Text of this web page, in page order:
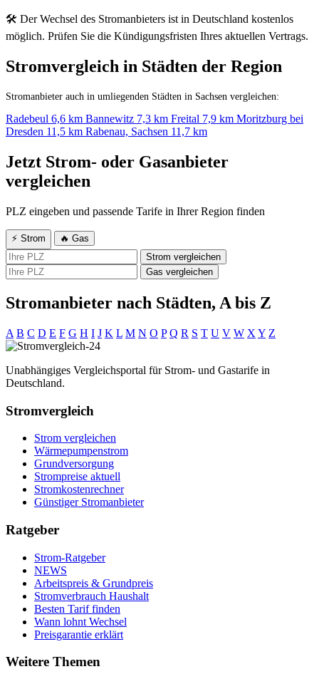
🛠 Der Wechsel des Stromanbieters ist in Deutschland kostenlos
möglich. Prüfen Sie die Kündigungsfristen Ihres aktuellen Vertrags.
Stromvergleich in Städten der Region
Stromanbieter auch in umliegenden Städten in Sachsen vergleichen:
Radebeul 6,6 km Bannewitz 7,3 km Freital 7,9 km Moritzburg bei
Dresden 11,5 km Rabenau, Sachsen 11,7 km
Jetzt Strom- oder Gasanbieter
vergleichen
PLZ eingeben und passende Tarife in Ihrer Region finden
⚡ Strom
🔥 Gas
Strom vergleichen
Gas vergleichen
Stromanbieter nach Städten, A bis Z
A B C D E F G H I J K L M N O P Q R S T U V W X Y Z
Unabhängiges Vergleichsportal für Strom- und Gastarife in
Deutschland.
Stromvergleich
Strom vergleichen
Wärmepumpenstrom
Grundversorgung
Strompreise aktuell
Stromkostenrechner
Günstiger Stromanbieter
Ratgeber
Strom-Ratgeber
NEWS
Arbeitspreis & Grundpreis
Stromverbrauch Haushalt
Besten Tarif finden
Wann lohnt Wechsel
Preisgarantie erklärt
Weitere Themen